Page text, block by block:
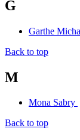
G
Garthe
Back to top
M
Mona Sabry
Back to top